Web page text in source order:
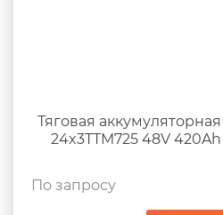
Тяговая
24x3TTM725 48V
По запросу